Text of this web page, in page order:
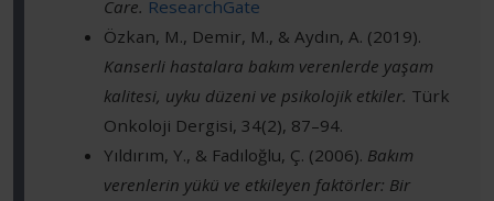
Care. ResearchGate
Özkan, M., Demir, M., & Aydın, A. (2019).
Kanserli hastalara bakım verenlerde yaşam
kalitesi, uyku düzeni ve psikolojik etkiler. Türk
Onkoloji Dergisi, 34(2), 87–94.
Yıldırım, Y., & Fadıloğlu, Ç. (2006). Bakım
verenlerin yükü ve etkileyen faktörler: Bir